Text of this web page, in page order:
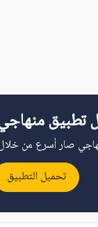
تطبيق
صار أسرع من
تحميل التطبيق